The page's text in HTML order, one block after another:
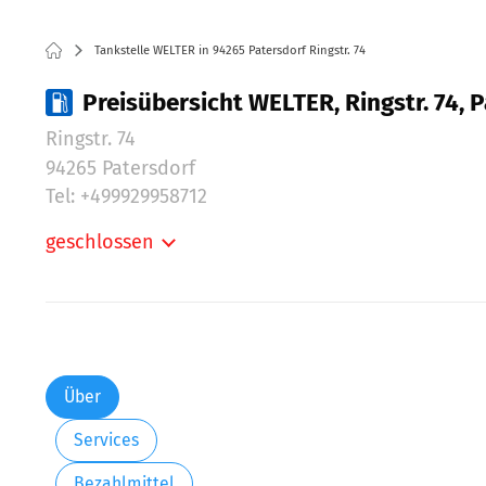
Tankstelle WELTER in 94265 Patersdorf Ringstr. 74
Preisübersicht WELTER, Ringstr. 74,
Ringstr. 74
94265 Patersdorf
Tel: +499929958712
geschlossen
Freitag:
Samstag:
Sonntag:
Über
Services